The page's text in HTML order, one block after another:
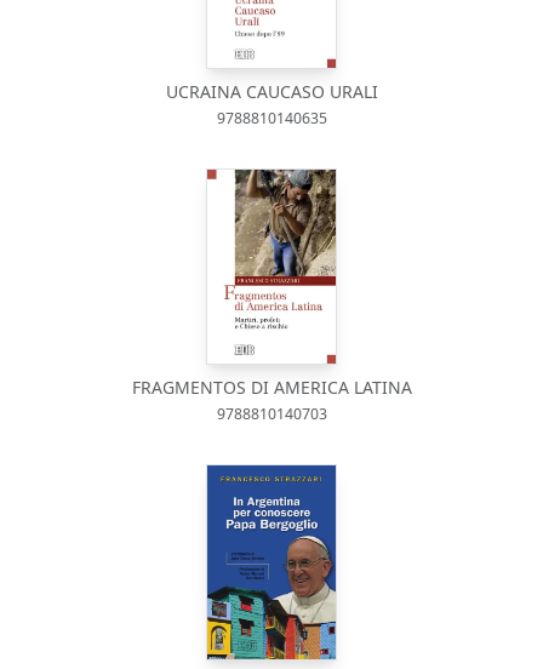
UCRAINA CAUCASO URALI
9788810140635
FRAGMENTOS DI AMERICA LATINA
9788810140703